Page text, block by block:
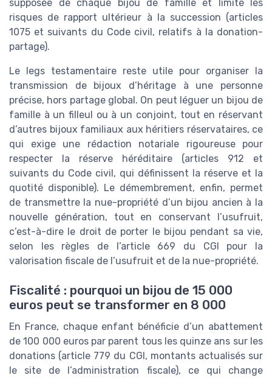
supposée de chaque bijou de famille et limite les
risques de rapport ultérieur à la succession (articles
1075 et suivants du Code civil, relatifs à la donation-
partage).
Le legs testamentaire reste utile pour organiser la
transmission de bijoux d’héritage à une personne
précise, hors partage global. On peut léguer un bijou de
famille à un filleul ou à un conjoint, tout en réservant
d’autres bijoux familiaux aux héritiers réservataires, ce
qui exige une rédaction notariale rigoureuse pour
respecter la réserve héréditaire (articles 912 et
suivants du Code civil, qui définissent la réserve et la
quotité disponible). Le démembrement, enfin, permet
de transmettre la nue-propriété d’un bijou ancien à la
nouvelle génération, tout en conservant l’usufruit,
c’est-à-dire le droit de porter le bijou pendant sa vie,
selon les règles de l’article 669 du CGI pour la
valorisation fiscale de l’usufruit et de la nue-propriété.
Fiscalité : pourquoi un bijou de 15 000
euros peut se transformer en 8 000
En France, chaque enfant bénéficie d’un abattement
de 100 000 euros par parent tous les quinze ans sur les
donations (article 779 du CGI, montants actualisés sur
le site de l’administration fiscale), ce qui change